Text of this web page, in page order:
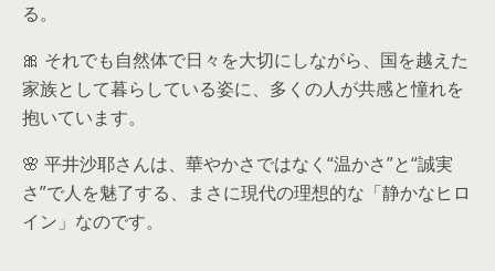
る。
🎀 それでも自然体で日々を大切にしながら、国を越えた
家族として暮らしている姿に、多くの人が共感と憧れを
抱いています。
🌸 平井沙耶さんは、華やかさではなく“温かさ”と“誠実
さ”で人を魅了する、まさに現代の理想的な「静かなヒロ
イン」なのです。